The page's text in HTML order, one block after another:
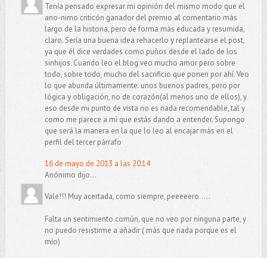
Tenía pensado expresar mi opinión del mismo modo que el
ano-nimo criticón ganador del premio al comentario más
largo de la historia, pero de forma más educada y resumida,
claro. Sería una buena idea rehacerlo y replantearse el post,
ya que él dice verdades como puños desde el lado de los
sinhijos. Cuando leo el blog veo mucho amor pero sobre
todo, sobre todo, mucho del sacrificio que ponen por ahí. Veo
lo que abunda últimamente: unos buenos padres, pero por
lógica y obligación, no de corazón(al menos uno de ellos), y
eso desde mi punto de vista no es nada recomendable, tal y
como me parece a mí que estás dando a entender. Supongo
que será la manera en la que lo leo al encajar más en el
perfil del tercer párrafo
16 de mayo de 2013 a las 20:14
Anónimo dijo...
Vale!!! Muy acertada, como siempre, peeeeero.....
Falta un sentimiento común, que no veo por ninguna parte, y
no puedo resistirme a añadir ( más que nada porque es el
mío)